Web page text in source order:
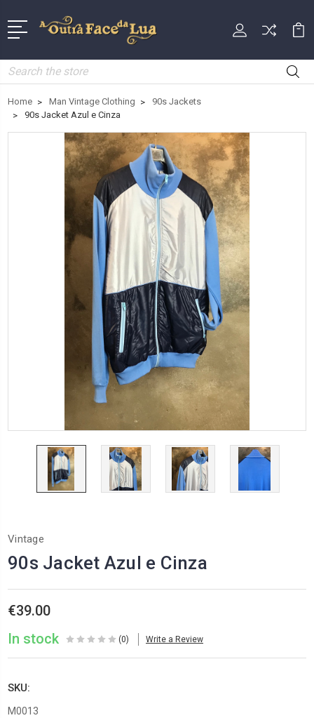
Search
Home Man Vintage Clothing
90s Jackets
90s Jacket Azul e Cinza
Vintage
90s Jacket Azul e Cinza
€39.00
In stock
(0) Write a Review
SKU:
M0013